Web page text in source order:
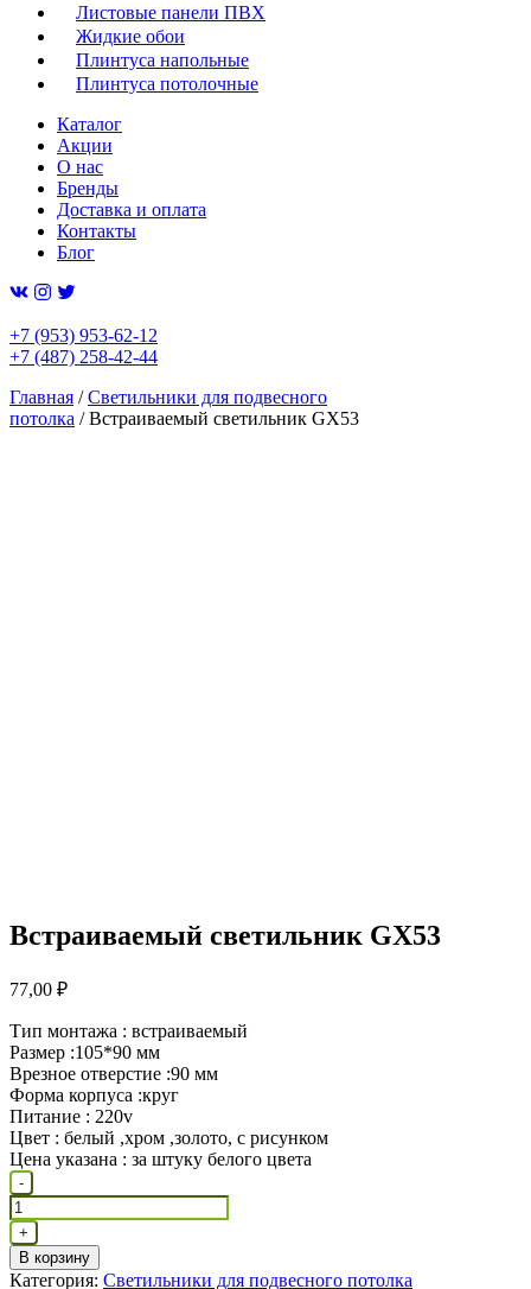
Листовые панели ПВХ
Жидкие обои
Плинтуса напольные
Плинтуса потолочные
Каталог
Акции
О нас
Бренды
Доставка и оплата
Контакты
Блог
+7 (953) 953-62-12
+7 (487) 258-42-44
Главная /Светильники для подвесного
потолка / Встраиваемый светильник GX53
Встраиваемый светильник GX53
77,00 ₽
Тип монтажа : встраиваемый
Размер :105*90 мм
Врезное отверстие :90 мм
Форма корпуса :круг
Питание : 220v
Цвет : белый ,хром ,золото, с рисунком
Цена указана : за штуку белого цвета
Количество
товара
Встраиваемый
светильник
GX53
-
+
В корзину
Категория: Светильники для подвесного потолка